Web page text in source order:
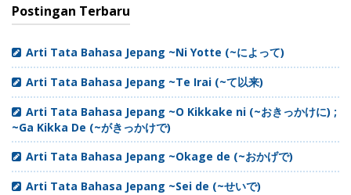
Postingan Terbaru
Arti Tata Bahasa Jepang ~Ni Yotte (~によって)
Arti Tata Bahasa Jepang ~Te Irai (~て以来)
Arti Tata Bahasa Jepang ~O Kikkake ni (~おきっかけに) ;
~Ga Kikka De (~がきっかけで)
Arti Tata Bahasa Jepang ~Okage de (~おかげで)
Arti Tata Bahasa Jepang ~Sei de (~せいで)